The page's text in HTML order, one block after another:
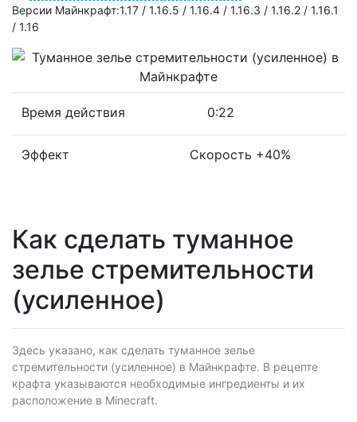
Версии Майнкрафт:1.17 / 1.16.5 / 1.16.4 / 1.16.3 / 1.16.2 / 1.16.1
/ 1.16
Время действия 0:22
Эффект Скорость +40%
Как сделать туманное
зелье стремительности
(усиленное)
Здесь указано, как сделать туманное зелье
стремительности (усиленное) в Майнкрафте. В рецепте
крафта указываются необходимые ингредиенты и их
расположение в Minecraft.